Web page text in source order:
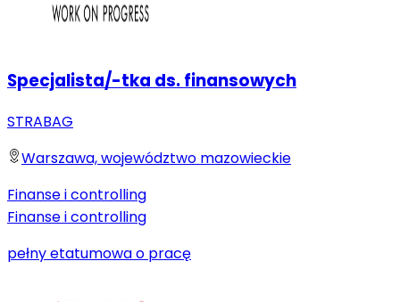
Specjalista/-tka ds. finansowych
STRABAG
Warszawa, województwo mazowieckie
Finanse i controlling
Finanse i controlling
pełny etatumowa o pracę